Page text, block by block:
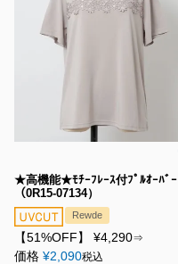
★高機能★ﾓﾁｰﾌﾚｰｽ付ﾌﾟﾙｵｰﾊﾞｰ
（0R15-07134）
Rewde
【51%OFF】 ¥4,290⇒
価格 ¥2,090税込